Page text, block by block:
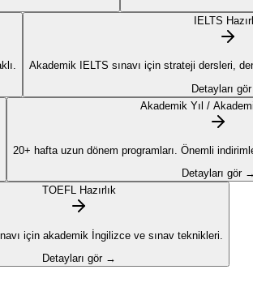
IELTS
Akademik IELTS sınavı için strateji dersleri,
Detayları
Akademik Yıl /
20+ hafta uzun dönem programları. Önemli
Detayları gör →
TOEFL Hazırlık
için akademik İngilizce ve sınav teknikleri.
Detayları gör →